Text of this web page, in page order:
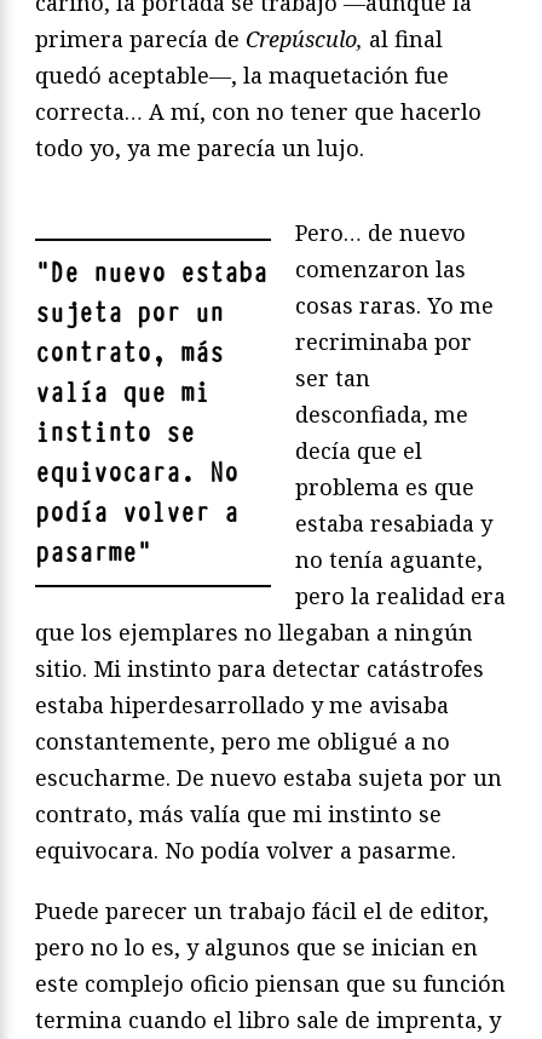
primera parecía de Crepúsculo, al final
quedó aceptable―, la maquetación fue
correcta… A mí, con no tener que hacerlo
todo yo, ya me parecía un lujo.
"De nuevo estaba
sujeta por un
contrato, más
valía que mi
instinto se
equivocara. No
podía volver a
pasarme"
Pero… de nuevo
comenzaron las
cosas raras. Yo me
recriminaba por
ser tan
desconfiada, me
decía que el
problema es que
estaba resabiada y
no tenía aguante,
pero la realidad era
que los ejemplares no llegaban a ningún
sitio. Mi instinto para detectar catástrofes
estaba hiperdesarrollado y me avisaba
constantemente, pero me obligué a no
escucharme. De nuevo estaba sujeta por un
contrato, más valía que mi instinto se
equivocara. No podía volver a pasarme.
Puede parecer un trabajo fácil el de editor,
pero no lo es, y algunos que se inician en
este complejo oficio piensan que su función
termina cuando el libro sale de imprenta, y